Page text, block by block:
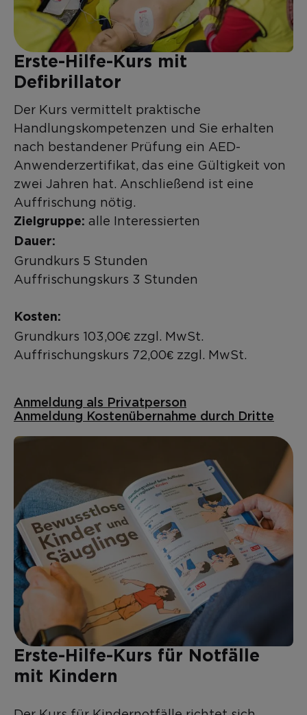
Erste-Hilfe-Kurs mit
Defibrillator
Der Kurs vermittelt praktische
Handlungskompetenzen und Sie erhalten
nach bestandener Prüfung ein AED-
Anwenderzertifikat, das eine Gültigkeit von
zwei Jahren hat. Anschließend ist eine
Auffrischung nötig.
Zielgruppe: alle Interessierten
Dauer:
Grundkurs 5 Stunden
Auffrischungskurs 3 Stunden
Kosten:
Grundkurs 103,00€ zzgl. MwSt.
Auffrischungskurs 72,00€ zzgl. MwSt.
Anmeldung als Privatperson
Anmeldung Kostenübernahme durch Dritte
Erste-Hilfe-Kurs für Notfälle
mit Kindern